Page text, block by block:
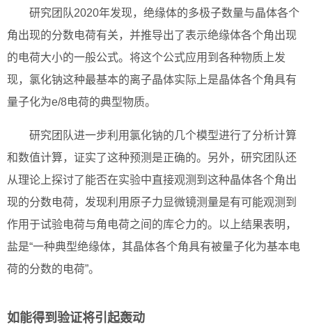
研究团队2020年发现，绝缘体的多极子数量与晶体各个
角出现的分数电荷有关，并推导出了表示绝缘体各个角出现
的电荷大小的一般公式。将这个公式应用到各种物质上发
现，氯化钠这种最基本的离子晶体实际上是晶体各个角具有
量子化为e/8电荷的典型物质。
研究团队进一步利用氯化钠的几个模型进行了分析计算
和数值计算，证实了这种预测是正确的。另外，研究团队还
从理论上探讨了能否在实验中直接观测到这种晶体各个角出
现的分数电荷，发现利用原子力显微镜测量是有可能观测到
作用于试验电荷与角电荷之间的库仑力的。以上结果表明，
盐是“一种典型绝缘体，其晶体各个角具有被量子化为基本电
荷的分数的电荷”。
如能得到验证将引起轰动